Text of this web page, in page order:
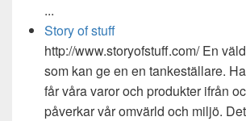
...
Story of stuff
http://www.storyofstuff.com/ En
som kan ge en en tankeställare.
får våra varor och produkter ifrån
påverkar vår omvärld och miljö.